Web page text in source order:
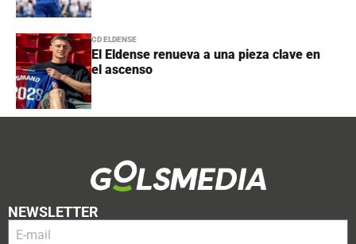
CD ELDENSE
El Eldense renueva a una pieza clave en
el ascenso
NEWSLETTER